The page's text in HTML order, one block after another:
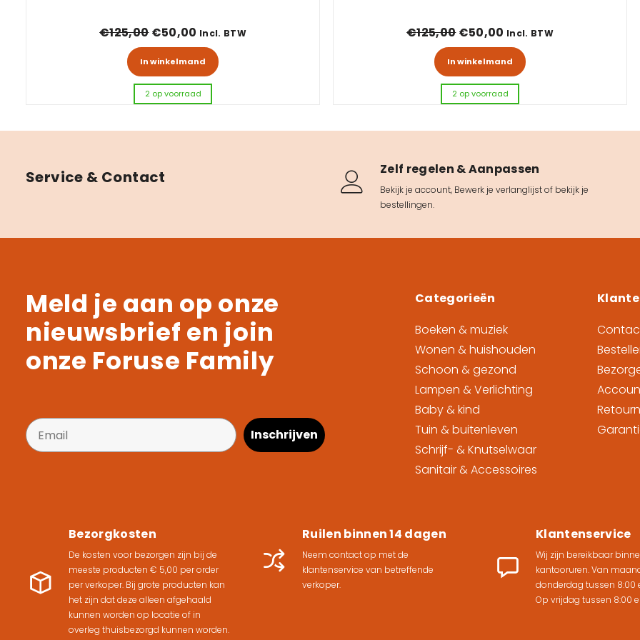
€125,00 Oorspronkelijke prijs was: €125,00.
€50,00 Huidige prijs is: €50,00.
Incl. BTW
In winkelmand
2 op voorraad
€125,00 Oorspronkelijke prijs was:
€50,00 Huidige prijs is:
Incl. BTW
In winkelmand
2 op voorraad
Service & Contact Zelf regelen & Aanpassen
Bekijk je account, Bewerk je verlanglijstof bekijk je
bestellingen.
Meld je aan op onze
nieuwsbrief en join
onze Foruse Family
Inschrijven
Categorieën
Boeken & muziek
Wonen & huishouden
Schoon & gezond
Lampen & Verlichting
Baby & kind
Tuin & buitenleven
Schrijf- & Knutselwaar
Sanitair & Accessoires
Bezorgkosten
De kosten voor bezorgen zijn bij de
meeste producten € 5,00 per order
per verkoper. Bij grote producten kan
het zijn dat deze alleen afgehaald
kunnen worden op locatie of in
overleg thuisbezorgd kunnen worden.
Ruilen binnen 14 dagen
Neem contact op met de
klantenservice van betreffende
verkoper.
Klantenservice
Wij zijn bereikbaar
kantooruren. Van
donderdag tussen 8:00
Op vrijdag tussen 8:00 en